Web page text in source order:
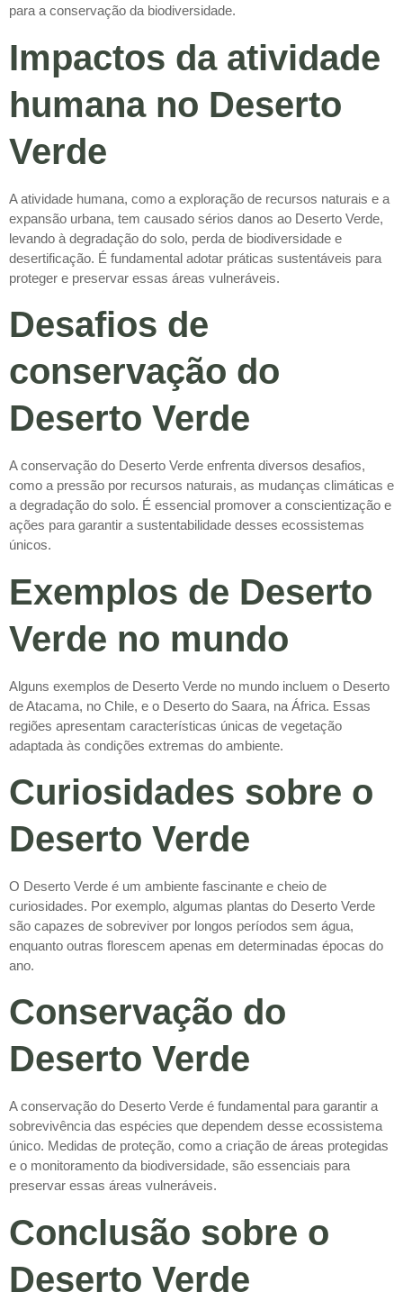
para a conservação da biodiversidade.
Impactos da atividade
humana no Deserto
Verde
A atividade humana, como a exploração de recursos naturais e a
expansão urbana, tem causado sérios danos ao Deserto Verde,
levando à degradação do solo, perda de biodiversidade e
desertificação. É fundamental adotar práticas sustentáveis para
proteger e preservar essas áreas vulneráveis.
Desafios de
conservação do
Deserto Verde
A conservação do Deserto Verde enfrenta diversos desafios,
como a pressão por recursos naturais, as mudanças climáticas e
a degradação do solo. É essencial promover a conscientização e
ações para garantir a sustentabilidade desses ecossistemas
únicos.
Exemplos de Deserto
Verde no mundo
Alguns exemplos de Deserto Verde no mundo incluem o Deserto
de Atacama, no Chile, e o Deserto do Saara, na África. Essas
regiões apresentam características únicas de vegetação
adaptada às condições extremas do ambiente.
Curiosidades sobre o
Deserto Verde
O Deserto Verde é um ambiente fascinante e cheio de
curiosidades. Por exemplo, algumas plantas do Deserto Verde
são capazes de sobreviver por longos períodos sem água,
enquanto outras florescem apenas em determinadas épocas do
ano.
Conservação do
Deserto Verde
A conservação do Deserto Verde é fundamental para garantir a
sobrevivência das espécies que dependem desse ecossistema
único. Medidas de proteção, como a criação de áreas protegidas
e o monitoramento da biodiversidade, são essenciais para
preservar essas áreas vulneráveis.
Conclusão sobre o
Deserto Verde